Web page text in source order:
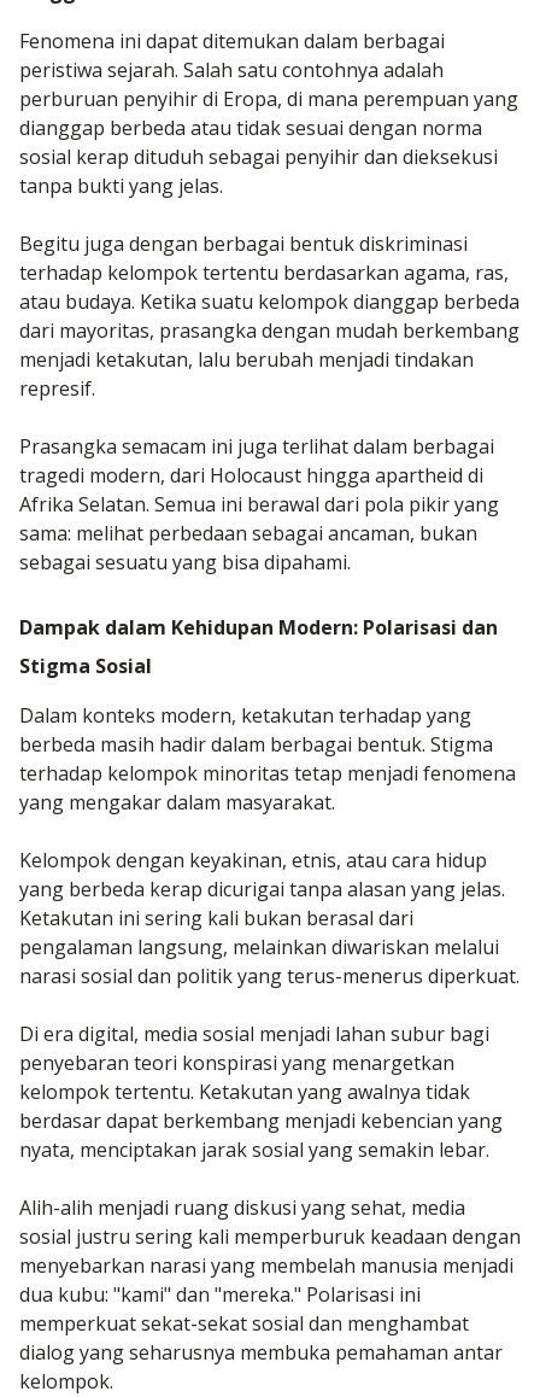
Fenomena ini dapat ditemukan dalam berbagai
peristiwa sejarah. Salah satu contohnya adalah
perburuan penyihir di Eropa, di mana perempuan yang
dianggap berbeda atau tidak sesuai dengan norma
sosial kerap dituduh sebagai penyihir dan dieksekusi
tanpa bukti yang jelas.
Begitu juga dengan berbagai bentuk diskriminasi
terhadap kelompok tertentu berdasarkan agama, ras,
atau budaya. Ketika suatu kelompok dianggap berbeda
dari mayoritas, prasangka dengan mudah berkembang
menjadi ketakutan, lalu berubah menjadi tindakan
represif.
Prasangka semacam ini juga terlihat dalam berbagai
tragedi modern, dari Holocaust hingga apartheid di
Afrika Selatan. Semua ini berawal dari pola pikir yang
sama: melihat perbedaan sebagai ancaman, bukan
sebagai sesuatu yang bisa dipahami.
Dampak dalam Kehidupan Modern: Polarisasi dan
Stigma Sosial
Dalam konteks modern, ketakutan terhadap yang
berbeda masih hadir dalam berbagai bentuk. Stigma
terhadap kelompok minoritas tetap menjadi fenomena
yang mengakar dalam masyarakat.
Kelompok dengan keyakinan, etnis, atau cara hidup
yang berbeda kerap dicurigai tanpa alasan yang jelas.
Ketakutan ini sering kali bukan berasal dari
pengalaman langsung, melainkan diwariskan melalui
narasi sosial dan politik yang terus-menerus diperkuat.
Di era digital, media sosial menjadi lahan subur bagi
penyebaran teori konspirasi yang menargetkan
kelompok tertentu. Ketakutan yang awalnya tidak
berdasar dapat berkembang menjadi kebencian yang
nyata, menciptakan jarak sosial yang semakin lebar.
Alih-alih menjadi ruang diskusi yang sehat, media
sosial justru sering kali memperburuk keadaan dengan
menyebarkan narasi yang membelah manusia menjadi
dua kubu: "kami" dan "mereka." Polarisasi ini
memperkuat sekat-sekat sosial dan menghambat
dialog yang seharusnya membuka pemahaman antar
kelompok.